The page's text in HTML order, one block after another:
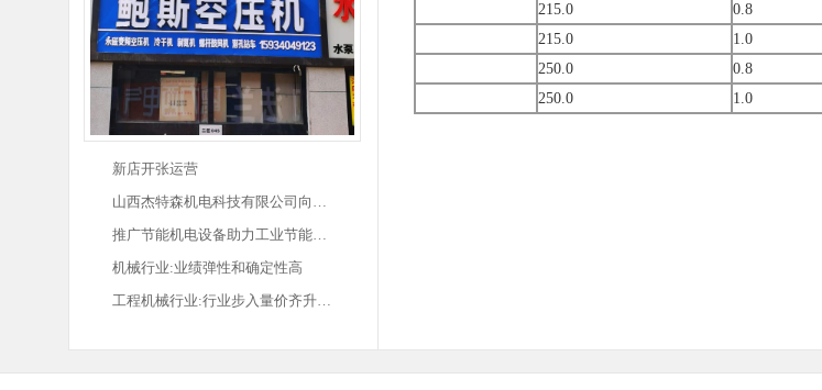
新店开张运营
山西杰特森机电科技有限公司向…
推广节能机电设备助力工业节能…
机械行业:业绩弹性和确定性高
工程机械行业:行业步入量价齐升…
215.0
0.8
215.0
1.0
250.0
0.8
250.0
1.0